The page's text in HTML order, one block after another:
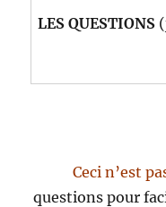
LES QUESTIONS
Ceci n’est
questions pour